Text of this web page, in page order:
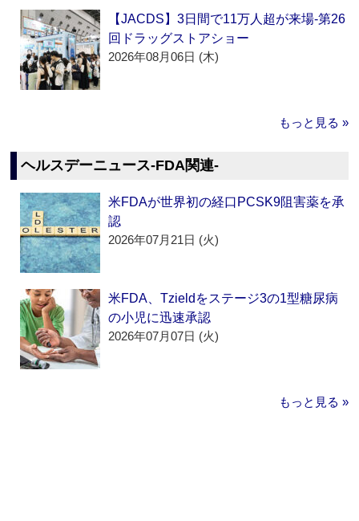
【JACDS】3日間で11万人超が来場‐第26
回ドラッグストアショー
2026年08月06日 (木)
もっと見る »
ヘルスデーニュース‐FDA関連‐
米FDAが世界初の経口PCSK9阻害薬を承
認
2026年07月21日 (火)
米FDA、Tzieldをステージ3の1型糖尿病
の小児に迅速承認
2026年07月07日 (火)
もっと見る »